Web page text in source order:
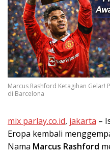
Marcus Rashford Ketagihan Gelar!
di Barcelona
mix parlay.co.id, jakarta –
Eropa kembali
Nama Marcus Rashford